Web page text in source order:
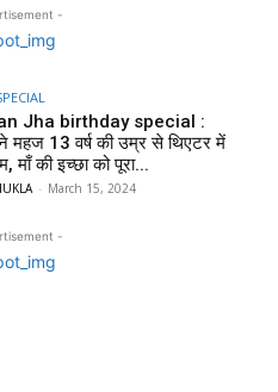
-
Jha birthday special :
महज 13 वर्ष की उम्र से थिएटर में
माँ की इच्छा को पूरा...
- March 15, 2024
-